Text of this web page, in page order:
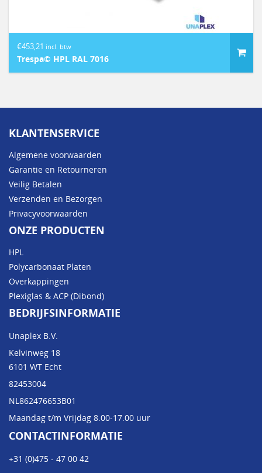
€453,21 incl. btw
Trespa© HPL RAL 7016
KLANTENSERVICE
Algemene voorwaarden
Garantie en Retourneren
Veilig Betalen
Verzenden en Bezorgen
Privacyvoorwaarden
ONZE PRODUCTEN
HPL
Polycarbonaat Platen
Overkappingen
Plexiglas & ACP (Dibond)
BEDRIJFSINFORMATIE
Unaplex B.V.
Kelvinweg 18
6101 WT Echt
82453004
NL862476653B01
Maandag t/m Vrijdag 8.00-17.00 uur
CONTACTINFORMATIE
+31 (0)475 - 47 00 42